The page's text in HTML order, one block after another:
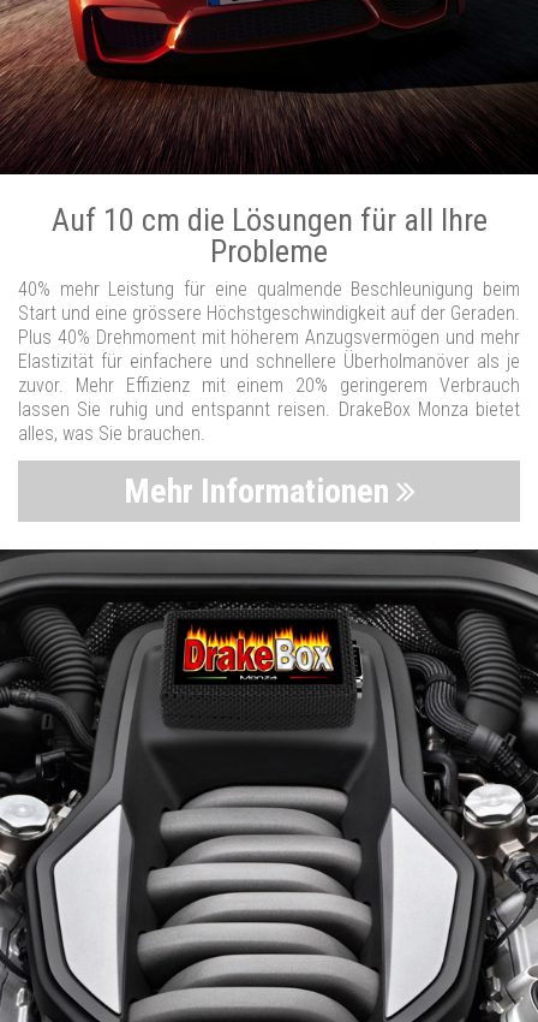
Auf 10 cm die Lösungen für all Ihre
Probleme
40% mehr Leistung für eine qualmende Beschleunigung beim
Start und eine grössere Höchstgeschwindigkeit auf der Geraden.
Plus 40% Drehmoment mit höherem Anzugsvermögen und mehr
Elastizität für einfachere und schnellere Überholmanöver als je
zuvor. Mehr Effizienz mit einem 20% geringerem Verbrauch
lassen Sie ruhig und entspannt reisen. DrakeBox Monza bietet
alles, was Sie brauchen.
Mehr Informationen